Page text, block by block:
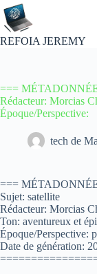
Passer
au
contenu
REFOIA JEREMY
===
Rédacteur: Morcias
Époque/Perspective:
tech de
===
Sujet: satellite
Rédacteur: Morcias
Ton: aventureux et
Époque/Perspective:
Date de génération: